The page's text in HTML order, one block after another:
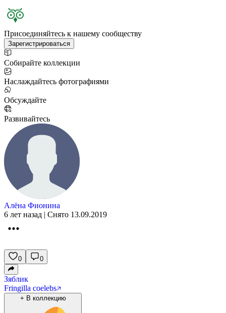
Присоединяйтесь к нашему сообществу
Зарегистрироваться
Собирайте коллекции
Наслаждайтесь фотографиями
Обсуждайте
Развивайтесь
Алёна Фионина
6 лет назад | Снято 13.09.2019
0 0
Зяблик
Fringilla coelebs
+ В коллекцию